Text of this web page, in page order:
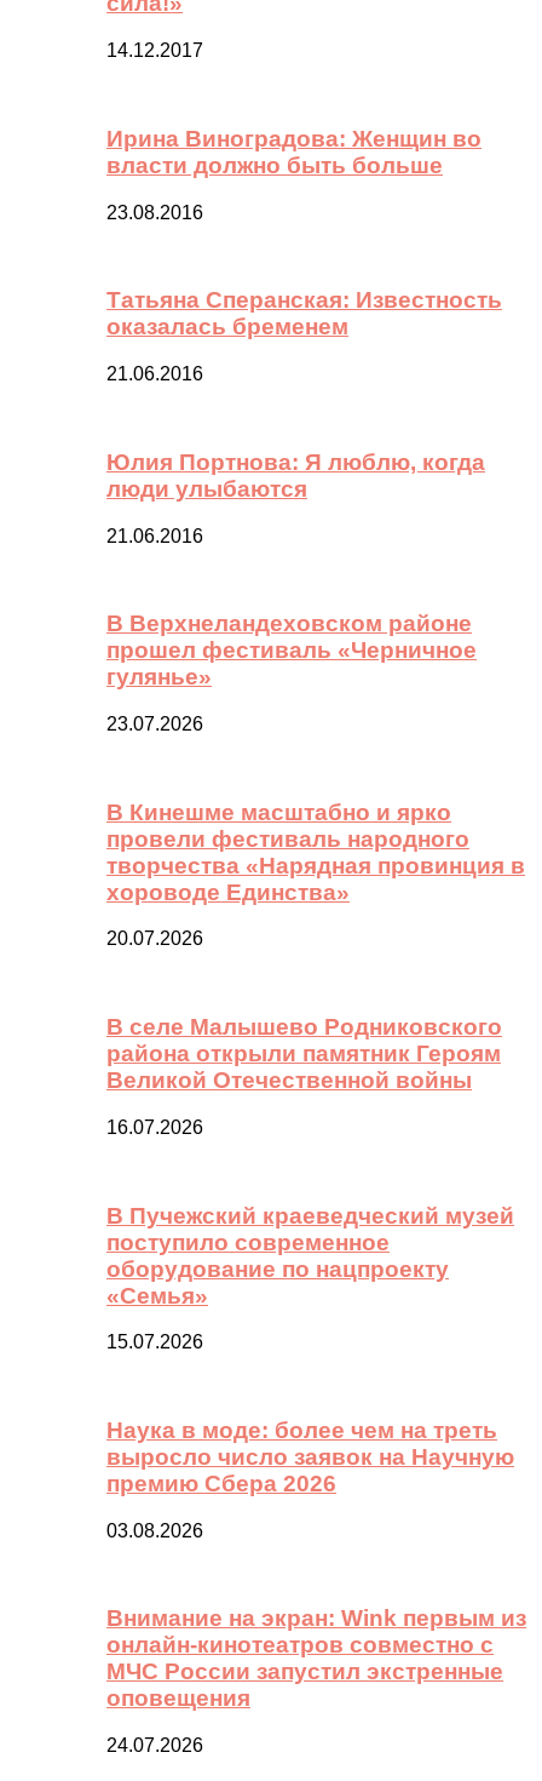
14.12.2017
Ирина Виноградова: Женщин во
власти должно быть больше
23.08.2016
Татьяна Сперанская: Известность
оказалась бременем
21.06.2016
Юлия Портнова: Я люблю, когда
люди улыбаются
21.06.2016
В Верхнеландеховском районе
прошел фестиваль «Черничное
гулянье»
23.07.2026
В Кинешме масштабно и ярко
провели фестиваль народного
творчества «Нарядная провинция в
хороводе Единства»
20.07.2026
В селе Малышево Родниковского
района открыли памятник Героям
Великой Отечественной войны
16.07.2026
В Пучежский краеведческий музей
поступило современное
оборудование по нацпроекту
«Семья»
15.07.2026
Наука в моде: более чем на треть
выросло число заявок на Научную
премию Сбера 2026
03.08.2026
Внимание на экран: Wink первым из
онлайн-кинотеатров совместно с
МЧС России запустил экстренные
оповещения
24.07.2026